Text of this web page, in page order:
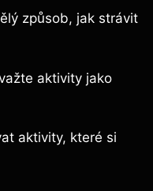
způsob, jak strávit
⁣aktivity jako
aktivity, ‍které si